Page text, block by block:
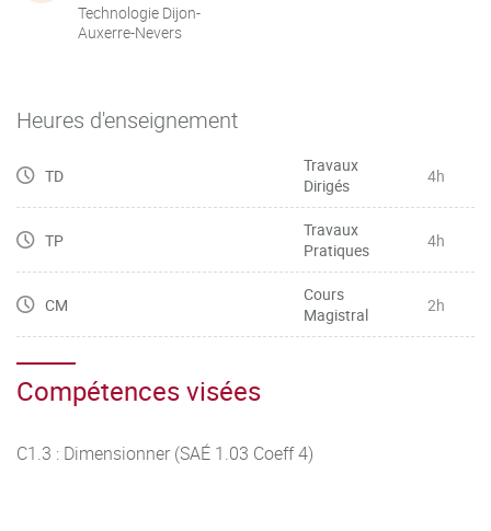
Technologie Dijon-
Auxerre-Nevers
Heures d'enseignement
TD
Travaux
Dirigés
4h
TP
Travaux
Pratiques
4h
CM
Cours
Magistral
2h
Compétences visées
C1.3 : Dimensionner (SAÉ 1.03 Coeff 4)